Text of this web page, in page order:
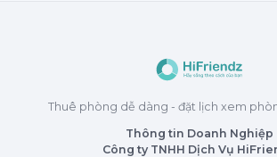
Thuê phòng dễ dàng - đặt lịch xem
Thông tin Doanh Nghiệp
Công ty TNHH Dịch Vụ